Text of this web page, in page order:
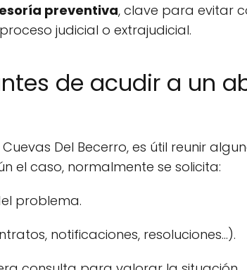
preventiva, clave para evitar
judicial o extrajudicial.
de acudir a un
Del Becerro, es útil reunir
el caso, normalmente se solicita:
problema.
notificaciones, resoluciones...).